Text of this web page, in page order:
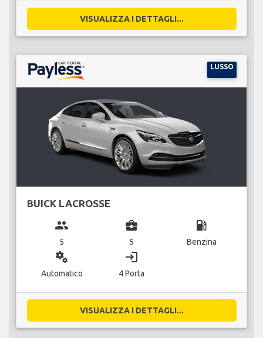
VISUALIZZA I DETTAGLI...
LUSSO
BUICK LACROSSE
group
5
business_center
5
local_gas_station
Benzina
miscellaneous_services
Automatico
login
4 Porta
VISUALIZZA I DETTAGLI...